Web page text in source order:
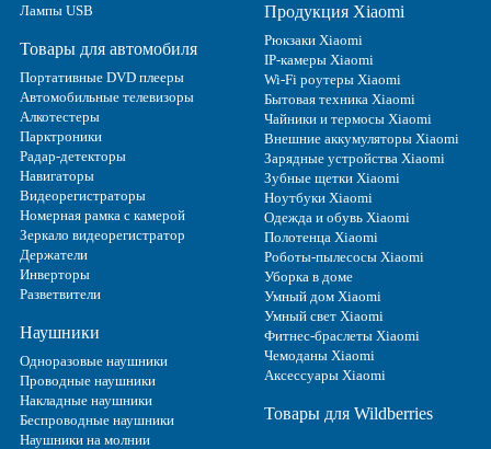
Лампы USB
Товары для автомобиля
Портативные DVD плееры
Автомобильные телевизоры
Алкотестеры
Парктроники
Радар-детекторы
Навигаторы
Видеорегистраторы
Номерная рамка с камерой
Зеркало видеорегистратор
Держатели
Инверторы
Разветвители
Наушники
Одноразовые наушники
Проводные наушники
Накладные наушники
Беспроводные наушники
Наушники на молнии
Продукция Xiaomi
Рюкзаки Xiaomi
IP-камеры Xiaomi
Wi-Fi роутеры Xiaomi
Бытовая техника Xiaomi
Чайники и термосы Xiaomi
Внешние аккумуляторы Xiaomi
Зарядные устройства Xiaomi
Зубные щетки Xiaomi
Ноутбуки Xiaomi
Одежда и обувь Xiaomi
Полотенца Xiaomi
Роботы-пылесосы Xiaomi
Уборка в доме
Умный дом Xiaomi
Умный свет Xiaomi
Фитнес-браслеты Xiaomi
Чемоданы Xiaomi
Аксессуары Xiaomi
Товары для Wildberries